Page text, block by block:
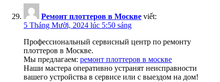
Ремонт плоттеров в Москве viết:
5 Tháng Mười, 2024 lúc 5:50 sáng
Профессиональный сервисный центр по ремонту
плоттеров в Москве.
Мы предлагаем: ремонт плоттеров в москве
Наши мастера оперативно устранят неисправности
вашего устройства в сервисе или с выездом на дом!